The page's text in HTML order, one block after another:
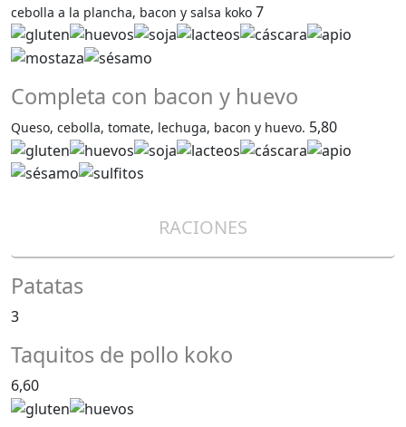
cebolla a la plancha, bacon y salsa koko 7
Completa con bacon y huevo
Queso, cebolla, tomate, lechuga, bacon y huevo. 5,80
RACIONES
Patatas
3
Taquitos de pollo koko
6,60